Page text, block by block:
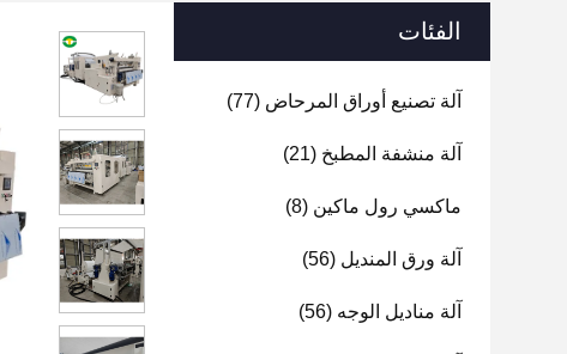
الفئات
آلة تصنيع أوراق المرحاض (77)
آلة منشفة المطبخ (21)
ماكسي رول ماكين (8)
آلة ورق المنديل (56)
آلة مناديل الوجه (56)